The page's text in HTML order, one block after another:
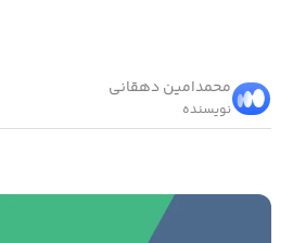
محمد‌امین دهقانی
نویسنده